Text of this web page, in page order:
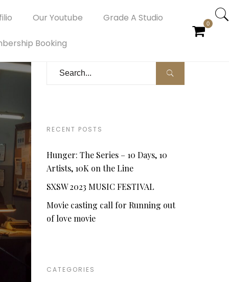
Our Youtube Grade A Studio
Booking
0
RECENT POSTS
Hunger: The Series – 10 Days, 10
Artists, 10K on the Line
SXSW 2023 MUSIC FESTIVAL
Movie casting call for Running out
of love movie
CATEGORIES